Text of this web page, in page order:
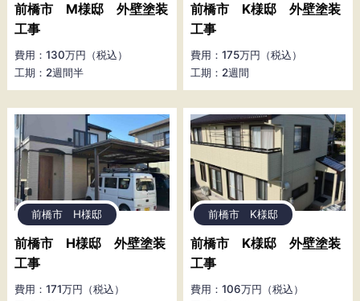
前橋市 M様邸 外壁塗装
工事
費用：130万円（税込）
工期：2週間半
前橋市 K様邸 外壁塗装
工事
費用：175万円（税込）
工期：2週間
前橋市 H様邸
前橋市 H様邸 外壁塗装
工事
費用：171万円（税込）
前橋市 K様邸
前橋市 K様邸 外壁塗装
工事
費用：106万円（税込）